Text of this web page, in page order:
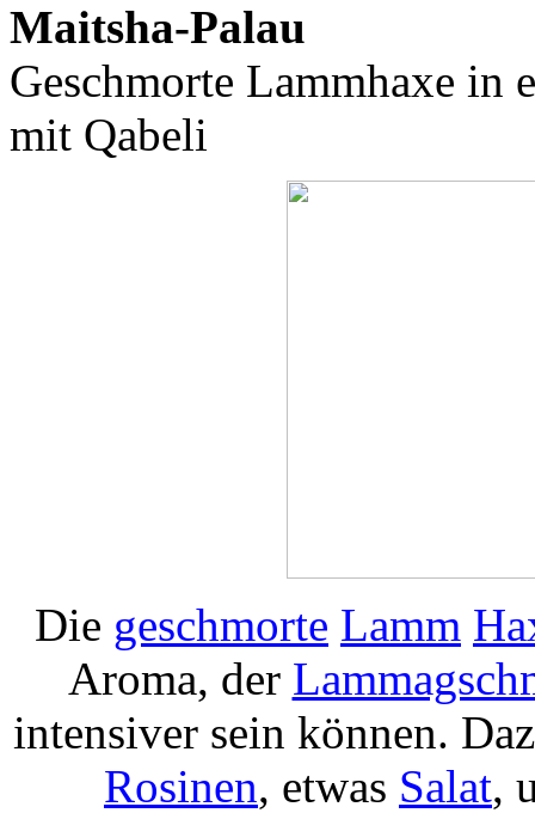
Maitsha-Palau
Geschmorte Lammhaxe in
mit Qabeli
Die geschmorte Lamm
Aroma, der
intensiver sein können.
Rosinen, etwas Salat,